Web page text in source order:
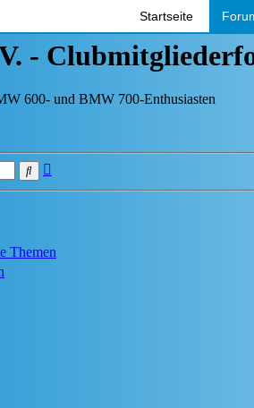
Startseite
-
600- und BMW 700-Enthusiasten
Suche
Themen